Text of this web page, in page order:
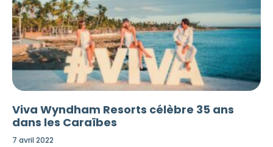
Viva Wyndham Resorts célèbre 35 ans
dans les Caraïbes
7 avril 2022